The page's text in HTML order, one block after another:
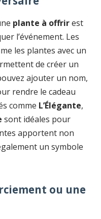
plante à offrirest
l’événement. Les
les plantes avec un
de créer un
ajouter un nom,
rendre le cadeau
comme L’Élégante,
sont idéales pour
apportent non
un symbole
ou une